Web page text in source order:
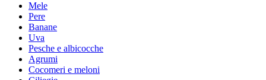
Mele
Pere
Banane
Uva
Pesche e albicocche
Agrumi
Cocomeri e meloni